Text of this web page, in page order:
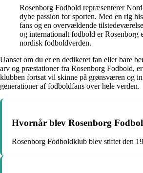
Rosenborg Fodbold repræsenterer
dybe passion for sporten. Med en rig
fans og en overvældende
og internationalt fodbold er Rosenborg
nordisk fodboldverden.
Uanset om du er en dedikeret fan eller bare
arv og præstationer fra Rosenborg Fodbold,
klubben fortsat vil skinne på grønsværen og
generationer af fodboldfans over hele verden.
Hvornår blev Rosenborg
Rosenborg Fodboldklub blev stiftet den